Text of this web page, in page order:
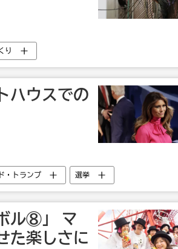
り
ハウスでの
・トランプ
選挙
ル⑧」 マ
た楽しさに